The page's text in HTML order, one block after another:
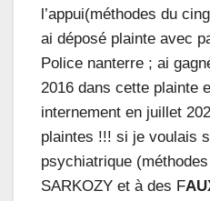
l’appui(méthodes du
ai déposé plainte avec
Police nanterre ; ai
2016 dans cette plainte
internement en juillet
plaintes !!! si je voulais
psychiatrique
SARKOZY et à des F